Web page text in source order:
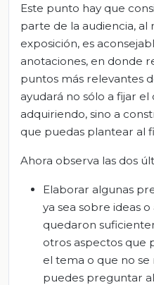
Este punto hay que
parte de la audiencia,
exposición, es
anotaciones, en donde
puntos más relevantes
ayudará no sólo a fijar
adquiriendo, sino a
que puedas plantear al
Ahora observa las dos
Elaborar algunas
ya sea sobre ideas
quedaron
otros aspectos que
el tema o que no
puedes preguntar